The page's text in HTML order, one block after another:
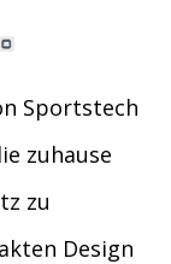
Sportstech
zuhause
zu
Design